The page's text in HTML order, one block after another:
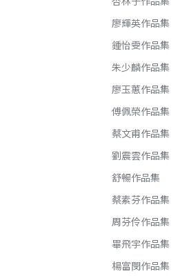
廖輝英作品集
鍾怡雯作品集
朱少麟作品集
廖玉蕙作品集
傅佩榮作品集
蔡文甫作品集
劉震雲作品集
舒暢作品集
蔡素芬作品集
周芬伶作品集
畢飛宇作品集
楊富閔作品集